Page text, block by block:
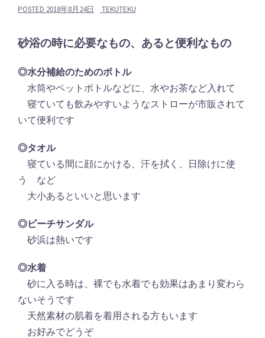
POSTED 2018年8月24日 TEKUTEKU
砂浴の時に必要なもの、あると便利なもの
◎水分補給のためのボトル
水筒やペットボトルなどに、水やお茶など入れて
寝ていても飲みやすいようなストローが市販されて
いて便利です
◎タオル
寝ている間に顔にかける、汗を拭く、日除けに使
う など
大小あるといいと思います
◎ビーチサンダル
砂浜は熱いです
◎水着
砂に入る時は、裸でも水着でも効果はあまり変わら
ないそうです
天然素材の肌着を着用される方もいます
お好みでどうぞ